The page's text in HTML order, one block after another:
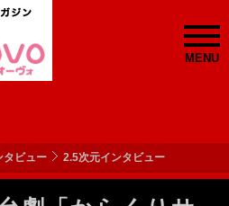
MENU
タビュー 2.5次元インタビュー